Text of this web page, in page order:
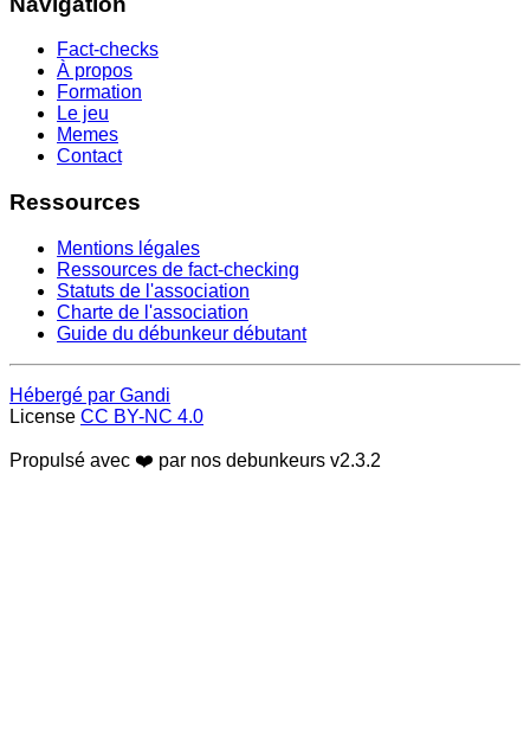
Fact-checks
À propos
Formation
Le jeu
Memes
Contact
Ressources
Mentions légales
Ressources de fact-checking
Statuts de l'association
Charte de l'association
Guide du débunkeur débutant
Hébergé par Gandi
License CC BY-NC 4.0
Propulsé avec ❤️ par nos debunkeurs v2.3.2